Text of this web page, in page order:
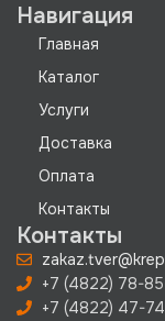
Навигация
Главная
Каталог
Услуги
Доставка
Оплата
Контакты
Контакты
+7 (4822) 78-
+7 (4822) 47-